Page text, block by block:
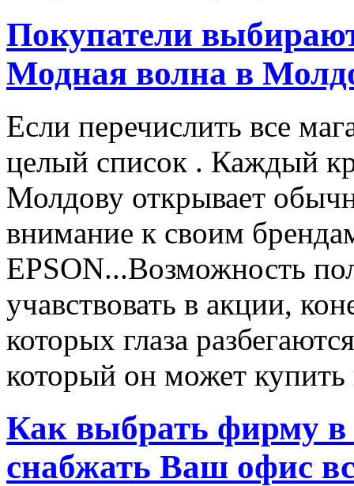
Покупатели
Модная волна в
Если перечислить все
целый список . Каждый
Молдову открывает
внимание к своим
EPSON...Возможность
учавствовать в акции,
которых глаза
который он может купить
Как выбрать фирму в
снабжать Ваш офис